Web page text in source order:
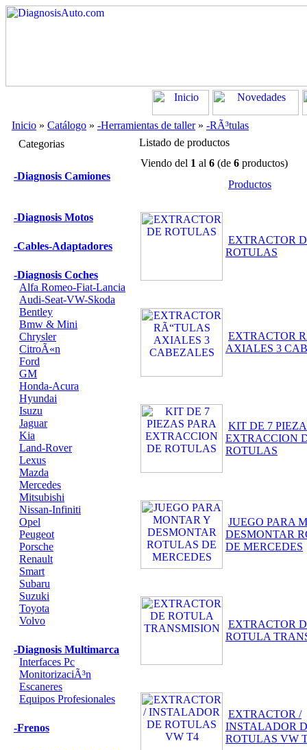
Inicio » Catálogo » -Herramientas de taller» -RÃ³tulas
Categorias
-Diagnosis Camiones
-Diagnosis Motos
-Cables-Adaptadores
-Diagnosis Coches
Alfa Romeo-Fiat-Lancia
Audi-Seat-VW-Skoda
Bentley
Bmw & Mini
Chrysler
CitroÃ«n
Ford
GM
Honda-Acura
Hyundai
Isuzu
Jaguar
Kia
Land-Rover
Lexus
Mazda
Mercedes
Mitsubishi
Nissan-Infiniti
Opel
Peugeot
Porsche
Renault
Smart
Subaru
Suzuki
Toyota
Volvo
-Diagnosis Multimarca
Interfaces Pc
MonitorizaciÃ³n
Escaneres
Equipos Profesionales
-Frenos
Listado de productos
Viendo del 1 al 6 (de 6 productos)
Productos
EXTRACTOR
ROTULAS
EXTRACTOR
AXIALES 3
KIT DE 7
EXTRACCION
ROTULAS
JUEGO PARA
DESMONTAR
DE MERCEDES
EXTRACTOR
ROTULA
EXTRACTOR /
INSTALADOR
ROTULAS VW